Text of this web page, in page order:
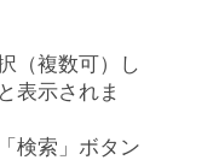
（複数可）し
表示されま
検索」ボタン